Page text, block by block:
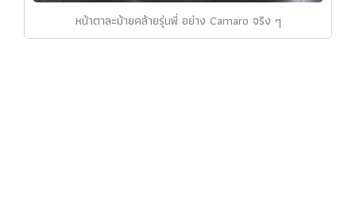
หน้าตาละม้ายคล้ายรุ่นพี่ อย่าง Camaro จริง ๆ